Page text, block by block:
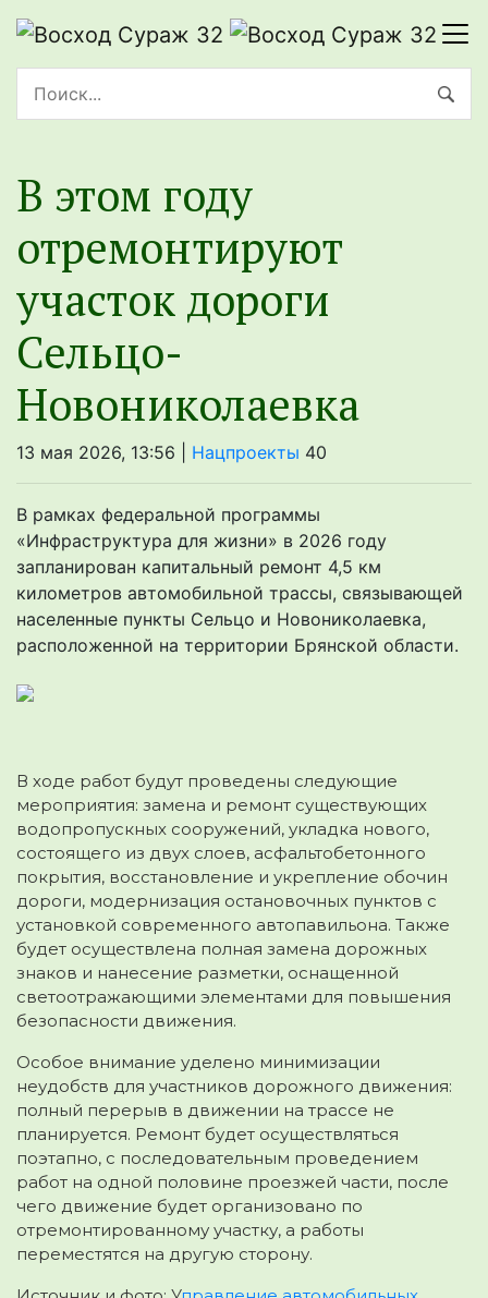
В этом году
отремонтируют
участок дороги
Сельцо-
Новониколаевка
13 мая 2026, 13:56 | Нацпроекты 40
В рамках федеральной программы
«Инфраструктура для жизни» в 2026 году
запланирован капитальный ремонт 4,5 км
километров автомобильной трассы, связывающей
населенные пункты Сельцо и Новониколаевка,
расположенной на территории Брянской области.
В ходе работ будут проведены следующие
мероприятия: замена и ремонт существующих
водопропускных сооружений, укладка нового,
состоящего из двух слоев, асфальтобетонного
покрытия, восстановление и укрепление обочин
дороги, модернизация остановочных пунктов с
установкой современного автопавильона. Также
будет осуществлена полная замена дорожных
знаков и нанесение разметки, оснащенной
светоотражающими элементами для повышения
безопасности движения.
Особое внимание уделено минимизации
неудобств для участников дорожного движения:
полный перерыв в движении на трассе не
планируется. Ремонт будет осуществляться
поэтапно, с последовательным проведением
работ на одной половине проезжей части, после
чего движение будет организовано по
отремонтированному участку, а работы
переместятся на другую сторону.